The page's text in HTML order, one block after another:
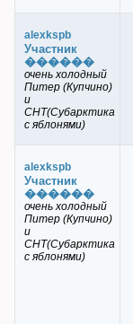
alexkspb
Участник
������
очень холодный
Питер (Купчино)
и
СНТ(Субарктика
с яблонями)
alexkspb
Участник
������
очень холодный
Питер (Купчино)
и
СНТ(Субарктика
с яблонями)